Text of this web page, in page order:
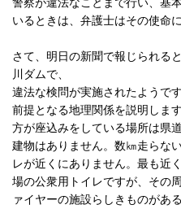
いるときは、弁護士はその使命
さて、明日の新聞で報じられる
川ダムで、
違法な検問が実施されたようです
前提となる地理関係を説明しま
方が座込みをしている場所は県
建物はありません。数㎞走らな
レが近くにありません。最も近
場の公衆用トイレですが、その
ァイヤーの施設らしきものがあ